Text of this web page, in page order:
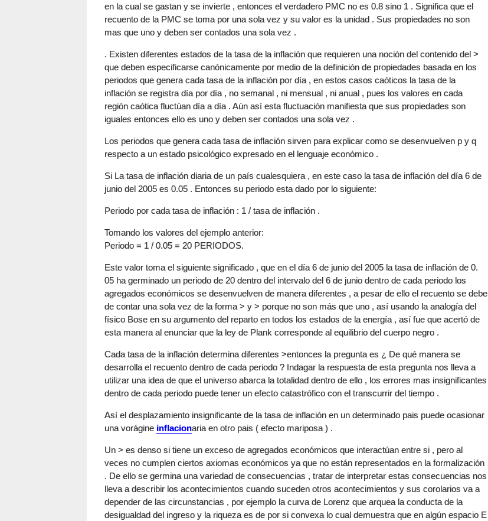
en la cual se gastan y se invierte , entonces el verdadero PMC no es 0.8 sino 1 . Significa que el
recuento de la PMC se toma por una sola vez y su valor es la unidad . Sus propiedades no son
mas que uno y deben ser contados una sola vez .
. Existen diferentes estados de la tasa de la inflación que requieren una noción del contenido del >
que deben especificarse canónicamente por medio de la definición de propiedades basada en los
periodos que genera cada tasa de la inflación por día , en estos casos caóticos la tasa de la
inflación se registra día por día , no semanal , ni mensual , ni anual , pues los valores en cada
región caótica fluctúan día a día . Aún así esta fluctuación manifiesta que sus propiedades son
iguales entonces ello es uno y deben ser contados una sola vez .
Los periodos que genera cada tasa de inflación sirven para explicar como se desenvuelven p y q
respecto a un estado psicológico expresado en el lenguaje económico .
Si La tasa de inflación diaria de un país cualesquiera , en este caso la tasa de inflación del día 6 de
junio del 2005 es 0.05 . Entonces su periodo esta dado por lo siguiente:
Periodo por cada tasa de inflación : 1 / tasa de inflación .
Tomando los valores del ejemplo anterior:
Periodo = 1 / 0.05 = 20 PERIODOS.
Este valor toma el siguiente significado , que en el día 6 de junio del 2005 la tasa de inflación de 0.
05 ha germinado un periodo de 20 dentro del intervalo del 6 de junio dentro de cada periodo los
agregados económicos se desenvuelven de manera diferentes , a pesar de ello el recuento se debe
de contar una sola vez de la forma > y > porque no son más que uno , así usando la analogía del
físico Bose en su argumento del reparto en todos los estados de la energía , así fue que acertó de
esta manera al enunciar que la ley de Plank corresponde al equilibrio del cuerpo negro .
Cada tasa de la inflación determina diferentes >entonces la pregunta es ¿ De qué manera se
desarrolla el recuento dentro de cada periodo ? Indagar la respuesta de esta pregunta nos lleva a
utilizar una idea de que el universo abarca la totalidad dentro de ello , los errores mas insignificantes
dentro de cada periodo puede tener un efecto catastrófico con el transcurrir del tiempo .
Así el desplazamiento insignificante de la tasa de inflación en un determinado pais puede ocasionar
una vorágine inflacionaria en otro pais ( efecto mariposa ) .
Un > es denso si tiene un exceso de agregados económicos que interactúan entre si , pero al
veces no cumplen ciertos axiomas económicos ya que no están representados en la formalización
. De ello se germina una variedad de consecuencias , tratar de interpretar estas consecuencias nos
lleva a describir los acontecimientos cuando suceden otros acontecimientos y sus corolarios va a
depender de las circunstancias , por ejemplo la curva de Lorenz que arquea la conducta de la
desigualdad del ingreso y la riqueza es de por si convexa lo cual demuestra que en algún espacio E